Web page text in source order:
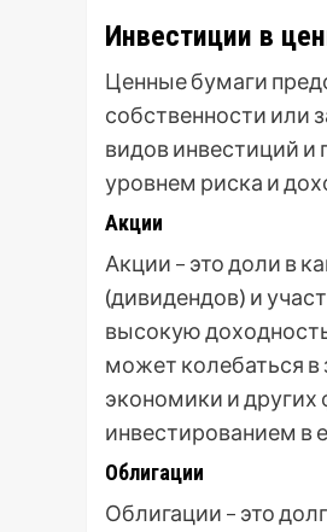
Инвестиции в
Ценные бумаги
собственности или
видов инвестиций
уровнем риска и
Акции
Акции – это доли в
(дивидендов) и
высокую
может колебаться в
экономики и
инвестированием в
Облигации
Облигации – это